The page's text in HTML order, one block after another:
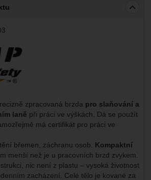
zpracovaná brzda pro slaňování a
laně při práci ve výškách. Dá se použít
má certifikát pro práci ve
břemen, záchranu osob. Kompaktní
menší než je u pracovních brzd zvykem.
nic není z plastu – vysoká životnost
zacházení. Celé tělo je kované za